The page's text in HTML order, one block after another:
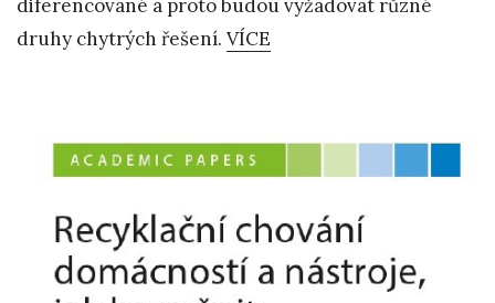
diferencované a proto budou vyžadovat různé
druhy chytrých řešení. VÍCE